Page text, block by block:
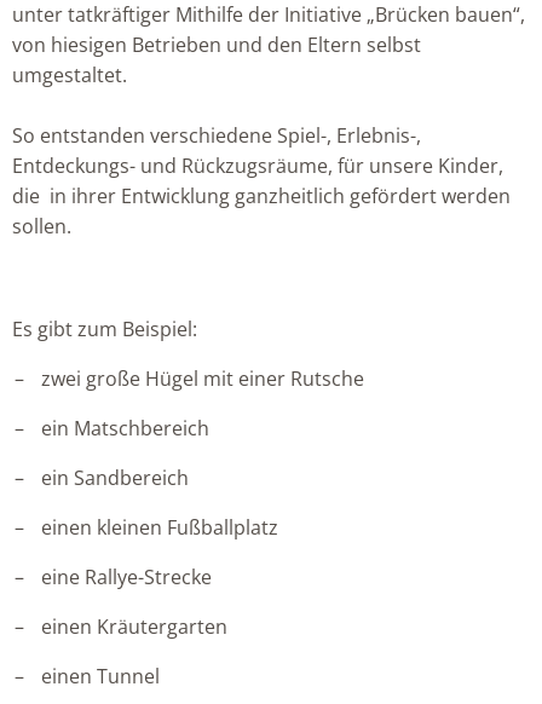
unter tatkräftiger Mithilfe der Initiative „Brücken bauen“,
von hiesigen Betrieben und den Eltern selbst
umgestaltet.
So entstanden verschiedene Spiel-, Erlebnis-,
Entdeckungs- und Rückzugsräume, für unsere Kinder,
die in ihrer Entwicklung ganzheitlich gefördert werden
sollen.
Es gibt zum Beispiel:
zwei große Hügel mit einer Rutsche
ein Matschbereich
ein Sandbereich
einen kleinen Fußballplatz
eine Rallye-Strecke
einen Kräutergarten
einen Tunnel